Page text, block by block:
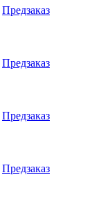
Предзаказ
Предзаказ
Предзаказ
Предзаказ